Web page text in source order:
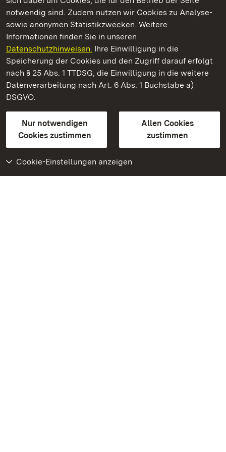
notwendig sind. Zudem nutzen wir Cookies zu Analyse-
sowie anonymen Statistikzwecken. Weitere
Informationen finden Sie in unseren
Datenschutzhinweisen. Ihre Einwilligung in die
Speicherung der Cookies und den Zugriff darauf erfolgt
nach § 25 Abs. 1 TTDSG, die Einwilligung in die weitere
Datenverarbeitung nach Art. 6 Abs. 1 Buchstabe a)
DSGVO.
Nur notwendigen
Cookies zustimmen
Allen Cookies
zustimmen
Cookie-Einstellungen anzeigen
Staatliche Schlösser und Gärten Baden‑Württemberg
Staatliche Schlösser und Gärten Baden-Württemberg
Kontakt
GebärdenspracheLeichte Sprache
Erklärung zur Barrierefreiheit
BITV-konform (geprüfte Seiten)
Weiteres